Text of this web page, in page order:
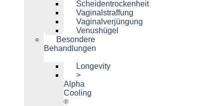
Scheidentrockenheit
Vaginalstraffung
Vaginalverjüngung
Venushügel
Besondere
Behandlungen
Longevity
>
Alpha
Cooling
®